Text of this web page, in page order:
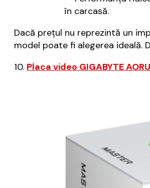
în carcasă.
Dacă prețul nu reprezintă un
model poate fi alegerea ideală.
10. Placa video GIGABYTE